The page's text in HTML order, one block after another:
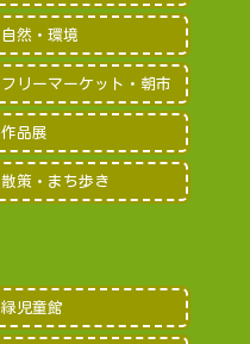
自然・環境
フリーマーケット・朝市
作品展
散策・まち歩き
緑児童館